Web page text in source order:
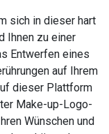
sich in dieser hart
Ihnen zu einer
Entwerfen eines
auf Ihrem
dieser Plattform
Make-up-Logo-
Wünschen und